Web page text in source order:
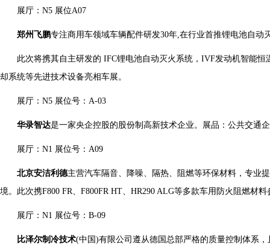
展厅：N5 展位A07
郑州飞鹏专注商用车领域车辆配件研发30年,在行业首推锂电池自动
此次将携其自主研发的 IFC锂电池自动灭火系统，IVF发动机智能
却系统等先进技术设备亮相车展。
展厅：N5 展位号：A-03
华录智达是一家央企控股的股份制高新技术企业。展品：公共交通
展厅：N1 展位号：A09
北京安洁利德主营汽车隔音、降噪、隔热、阻燃等环保材料，专业
境。此次携F800 FR、F800FR HT、HR290 ALG等多款车用防火阻燃材料
展厅：N1 展位号：B-09
比泽尔制冷技术(中国)有限公司遵从德国总部严格的质量控制体系